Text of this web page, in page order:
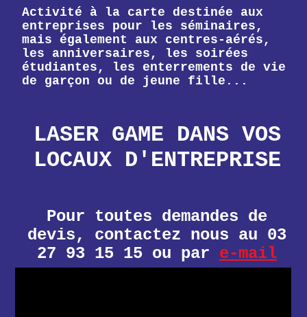
Activité à la carte destinée aux
entreprises pour les séminaires,
mais également aux centres-aérés,
les anniversaires, les soirées
étudiantes, les enterrements de vie
de garçon ou de jeune fille...
LASER GAME DANS VOS
LOCAUX D'ENTREPRISE
Pour toutes demandes de
devis, contactez nous au 03
27 93 15 15 ou par e-mail